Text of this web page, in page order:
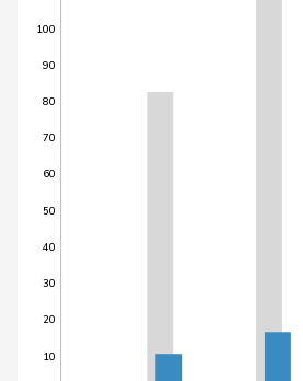
10
20
30
40
50
60
70
80
90
100